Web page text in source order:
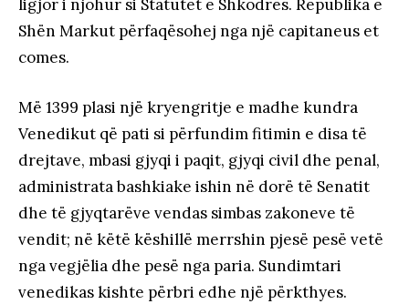
ligjor i njohur si Statutet e Shkodrës. Republika e
Shën Markut përfaqësohej nga një capitaneus et
comes.
Më 1399 plasi një kryengritje e madhe kundra
Venedikut që pati si përfundim fitimin e disa të
drejtave, mbasi gjyqi i paqit, gjyqi civil dhe penal,
administrata bashkiake ishin në dorë të Senatit
dhe të gjyqtarëve vendas simbas zakoneve të
vendit; në këtë këshillë merrshin pjesë pesë vetë
nga vegjëlia dhe pesë nga paria. Sundimtari
venedikas kishte përbri edhe një përkthyes.